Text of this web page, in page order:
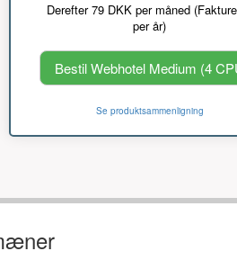
Derefter 79 DKK per måned
per år)
Bestil Webhotel Medium (4
Se produktsammenligning